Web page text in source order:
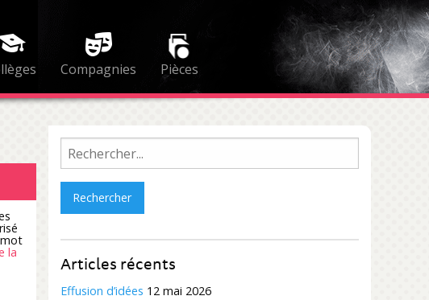
Compagnies Pièces
la
Rechercher :
Articles récents
Effusion d’idées 12 mai 2026